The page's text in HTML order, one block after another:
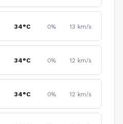
34°C 0% 13 km/s
34°C 0% 12 km/s
34°C 0% 12 km/s